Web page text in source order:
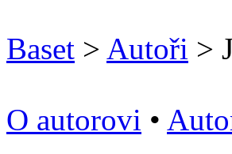
Baset > Autoři >
O autorovi •